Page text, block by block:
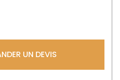
UN DEVIS